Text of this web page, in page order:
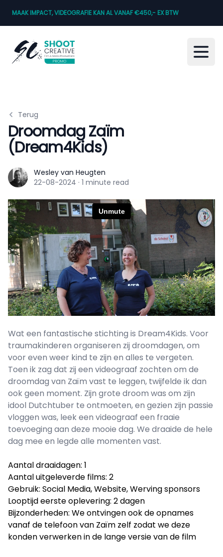
MAAK IMPACT, VIDEOGRAFIE KAN AL VANAF €450,- EX BTW
Terug
Droomdag Zaïm
(Dream4Kids)
Wesley van Heugten
Wesley van Heugten
22-08-2024 · 1 minute read
Wat een fantastische stichting is Dream4Kids. Voor
traumakinderen organiseren zij droomdagen, om
voor even weer kind te zijn en alles te vergeten.
Toen ik zag dat zij een videograaf zochten om de
droomdag van Zaïm vast te leggen, twijfelde ik dan
ook geen moment. Zijn grote droom was om zijn
idool Dutchtuber te ontmoeten, en gezien zijn passie
vloggen was, leek een videograaf een fraaie
toevoeging aan deze mooie dag. We draaide de hele
dag mee en legde alle momenten vast.
Aantal draaidagen: 1
Aantal uitgeleverde films: 2
Gebruik: Social Media, Website, Werving sponsors
Looptijd eerste oplevering: 2 dagen
Bijzonderheden: We ontvingen ook de opnames
vanaf de telefoon van Zaïm zelf zodat we deze
konden verwerken in de lange versie van de film